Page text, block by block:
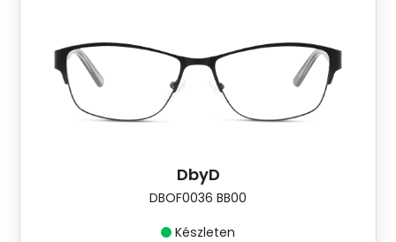
DbyD
DBOF0036 BB00
Készleten